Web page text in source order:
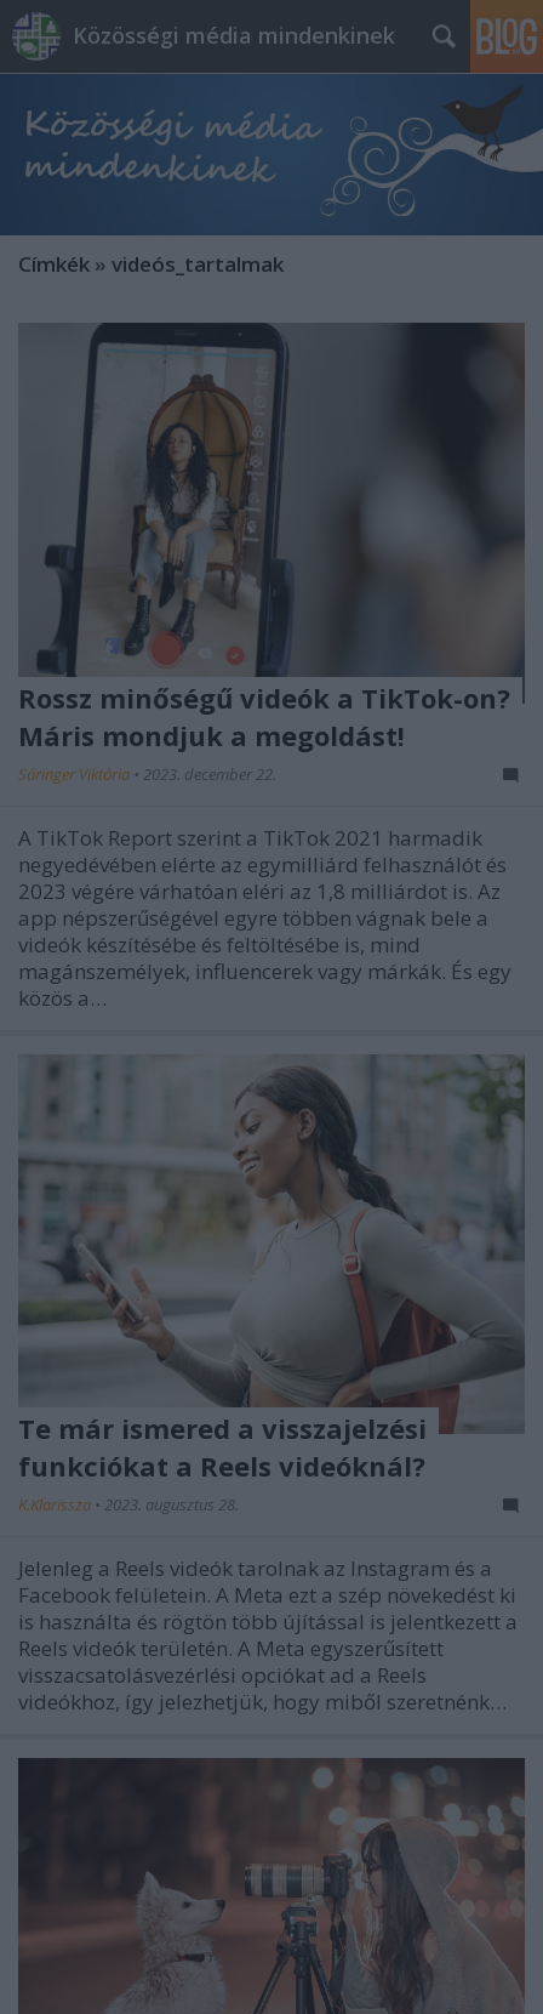
Közösségi média mindenkinek
Címkék » videós_tartalmak
Rossz minőségű videók a TikTok-on?
Máris mondjuk a megoldást!
Sáringer Viktória • 2023. december 22.
A TikTok Report szerint a TikTok 2021 harmadik
negyedévében elérte az egymilliárd felhasználót és
2023 végére várhatóan eléri az 1,8 milliárdot is. Az
app népszerűségével egyre többen vágnak bele a
videók készítésébe és feltöltésébe is, mind
magánszemélyek, influencerek vagy márkák. És egy
közös a…
Te már ismered a visszajelzési
funkciókat a Reels videóknál?
K.Klarissza • 2023. augusztus 28.
Jelenleg a Reels videók tarolnak az Instagram és a
Facebook felületein. A Meta ezt a szép növekedést ki
is használta és rögtön több újítással is jelentkezett a
Reels videók területén. A Meta egyszerűsített
visszacsatolásvezérlési opciókat ad a Reels
videókhoz, így jelezhetjük, hogy miből szeretnénk…